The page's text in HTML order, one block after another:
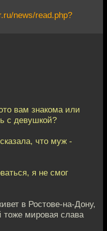
news/read.php?
вам знакома или
с девушкой?
что муж -
я не смог
в Ростове-на-Дону,
тоже мировая слава